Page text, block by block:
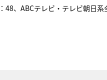
、ABCテレビ・テレビ朝日系